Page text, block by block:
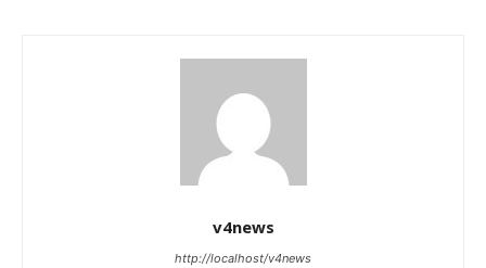
v4news
http://localhost/v4news